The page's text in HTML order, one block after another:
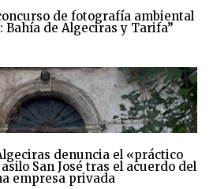
de fotografía ambiental
Bahía de Algeciras y Tarifa”
denuncia el «práctico
San José tras el acuerdo del
empresa privada